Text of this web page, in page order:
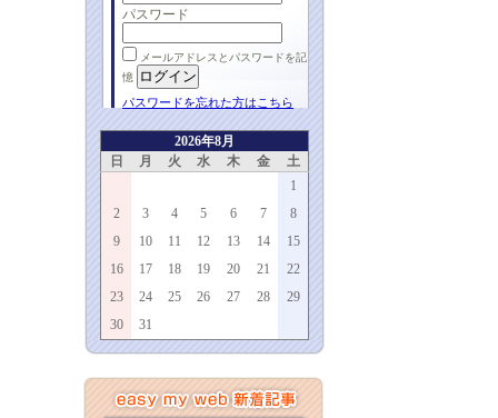
パスワード
メールアドレスとパスワードを記
憶
パスワードを忘れた方はこちら
2026年8月
日
月 火 水 木 金
土
1
2
3 4 5 6 7
8
9
10 11 12 13 14
15
16
17 18 19 20 21
22
23
24 25 26 27 28
29
30
31